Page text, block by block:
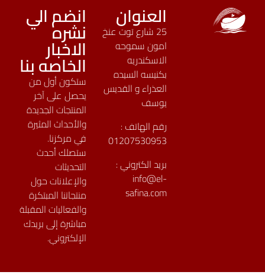
العنوان
25 شارع توت عنخ
امون سموحه
الاسكندريه
بكنيسه السيده
العذراء و القديس
يوسف
رقم الهاتف :
01207530953
بريد الكتروني :
info@el-
safina.com
انضم الي
نشره
الاخبار
الخاصه بنا
ستكون أول من
يحصل على آخر
المنتجات الجديدة
والأحداث المثيرة
في مركزنا.
ستصلك أحدث
التحديثات
والإعلانات حول
منتجاتنا المبتكرة
والفعاليات المقبلة
مباشرة إلى بريدك
الإلكتروني.